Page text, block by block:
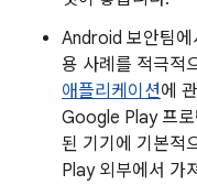
Android 보안팀에
용 사례를 적극적
애플리케이션에
Google Play 프
된 기기에 기본적
Play 외부에서 가